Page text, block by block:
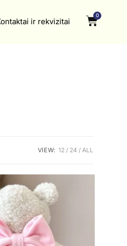
ir rekvizitai
0
VIEW: 12 24 ALL